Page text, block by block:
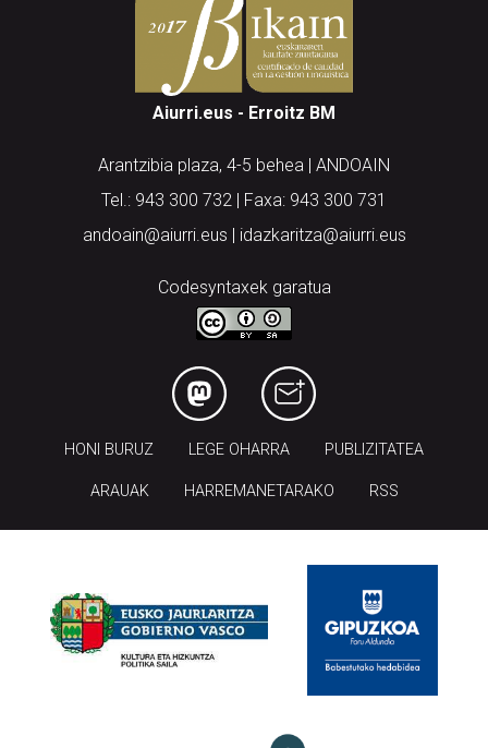
Aiurri.eus - Erroitz BM
Arantzibia plaza, 4-5 behea | ANDOAIN
Tel.: 943 300 732 | Faxa: 943 300 731
andoain@aiurri.eus | idazkaritza@aiurri.eus
Codesyntaxek garatua
HONI BURUZ LEGE OHARRA PUBLIZITATEA
ARAUAK HARREMANETARAKO RSS